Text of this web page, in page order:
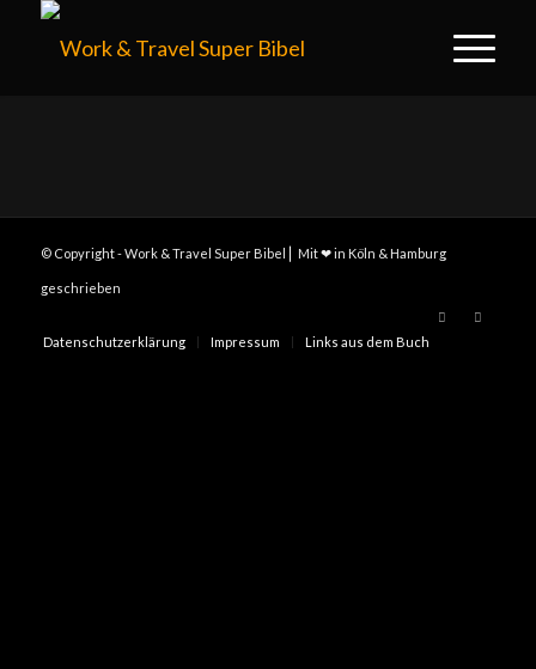
© Copyright - Work & Travel Super Bibel ⎢ Mit ❤ in Köln & Hamburg
geschrieben
Datenschutzerklärung Impressum Links aus dem Buch